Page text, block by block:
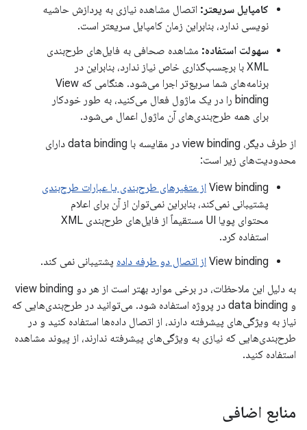
کامپایل سریعتر: اتصال مشاهده نیازی به پردازش حاشیه
نویسی ندارد، بنابراین زمان کامپایل سریعتر است.
سهولت استفاده: مشاهده صحافی به فایل‌های طرح‌بندی
XML با برچسب‌گذاری خاص نیاز ندارد، بنابراین در
برنامه‌های شما سریع‌تر اجرا می‌شود. هنگامی که View
binding را در یک ماژول فعال می‌کنید، به طور خودکار
برای همه طرح‌بندی‌های آن ماژول اعمال می‌شود.
از طرف دیگر، view binding در مقایسه با data binding دارای
محدودیت‌های زیر است:
View binding از متغیرهای طرح‌بندی یا عبارات طرح‌بندی
پشتیبانی نمی‌کند، بنابراین نمی‌توان از آن برای اعلام
محتوای پویا UI مستقیماً از فایل‌های طرح‌بندی XML
استفاده کرد.
View binding از اتصال دو طرفه داده پشتیبانی نمی کند.
به دلیل این ملاحظات، در برخی موارد بهتر است از هر دو view binding
و data binding در پروژه استفاده شود. می‌توانید در طرح‌بندی‌هایی که
نیاز به ویژگی‌های پیشرفته دارند، از اتصال داده‌ها استفاده کنید و در
طرح‌بندی‌هایی که نیازی به ویژگی‌های پیشرفته ندارند، از پیوند مشاهده
استفاده کنید.
منابع اضافی